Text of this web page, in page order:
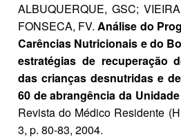
ALBUQUERQUE, GSC;
FONSECA, FV. Análise do
Carências Nutricionais e do
estratégias de recuperação
das crianças desnutridas e
60 de abrangência da
Revista do Médico Residente
3, p. 80-83, 2004.